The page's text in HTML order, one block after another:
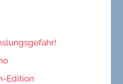
Edition